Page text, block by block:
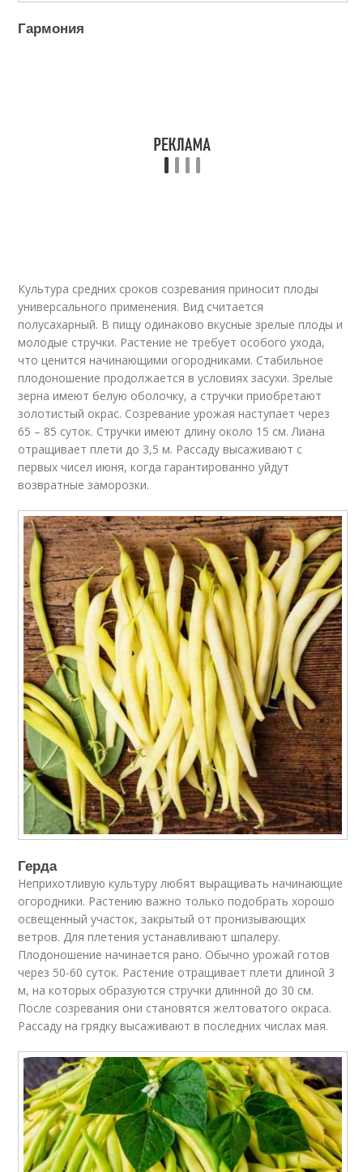
Гармония
Культура средних сроков созревания приносит плоды
универсального применения. Вид считается
полусахарный. В пищу одинаково вкусные зрелые плоды и
молодые стручки. Растение не требует особого ухода,
что ценится начинающими огородниками. Стабильное
плодоношение продолжается в условиях засухи. Зрелые
зерна имеют белую оболочку, а стручки приобретают
золотистый окрас. Созревание урожая наступает через
65 – 85 суток. Стручки имеют длину около 15 см. Лиана
отращивает плети до 3,5 м. Рассаду высаживают с
первых чисел июня, когда гарантированно уйдут
возвратные заморозки.
Герда
Неприхотливую культуру любят выращивать начинающие
огородники. Растению важно только подобрать хорошо
освещенный участок, закрытый от пронизывающих
ветров. Для плетения устанавливают шпалеру.
Плодоношение начинается рано. Обычно урожай готов
через 50-60 суток. Растение отращивает плети длиной 3
м, на которых образуются стручки длинной до 30 см.
После созревания они становятся желтоватого окраса.
Рассаду на грядку высаживают в последних числах мая.